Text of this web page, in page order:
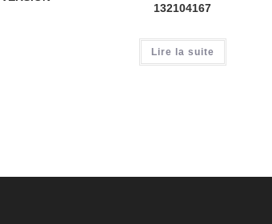
132104167
Lire la suite